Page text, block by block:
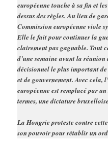
européenne touche à sa fin et
dessus des règles. Au lieu de
Commission européenne viole
Elle le fait pour continuer la
clairement pas gagnable. Tout
d’une semaine avant la
décisionnel le plus important
et de gouvernement. Avec cela,
européenne est remplacé par
termes, une dictature
La Hongrie proteste contre
son pouvoir pour rétablir un